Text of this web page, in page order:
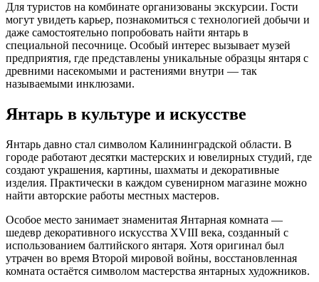
Для туристов на комбинате организованы экскурсии. Гости
могут увидеть карьер, познакомиться с технологией добычи и
даже самостоятельно попробовать найти янтарь в
специальной песочнице. Особый интерес вызывает музей
предприятия, где представлены уникальные образцы янтаря с
древними насекомыми и растениями внутри — так
называемыми инклюзами.
Янтарь в культуре и искусстве
Янтарь давно стал символом Калининградской области. В
городе работают десятки мастерских и ювелирных студий, где
создают украшения, картины, шахматы и декоративные
изделия. Практически в каждом сувенирном магазине можно
найти авторские работы местных мастеров.
Особое место занимает знаменитая Янтарная комната —
шедевр декоративного искусства XVIII века, созданный с
использованием балтийского янтаря. Хотя оригинал был
утрачен во время Второй мировой войны, восстановленная
комната остаётся символом мастерства янтарных художников.